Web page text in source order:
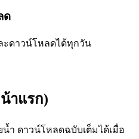
ด
ะดาวน์โหลดได้ทุกวัน
าแรก)
ำ ดาวน์โหลดฉบับเต็มได้เมื่อ